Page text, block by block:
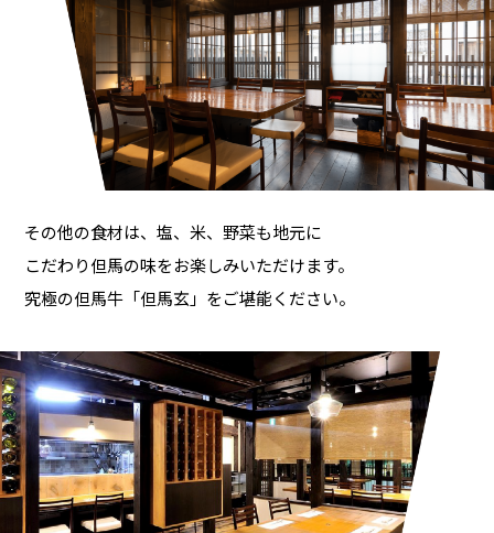
その他の食材は、塩、米、野菜も地元に
こだわり但馬の味をお楽しみいただけます。
究極の但馬牛「但馬玄」をご堪能ください。